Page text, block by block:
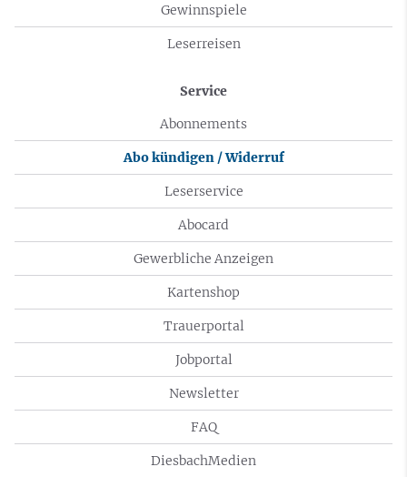
Gewinnspiele
Leserreisen
Service
Abonnements
Abo kündigen / Widerruf
Leserservice
Abocard
Gewerbliche Anzeigen
Kartenshop
Trauerportal
Jobportal
Newsletter
FAQ
DiesbachMedien